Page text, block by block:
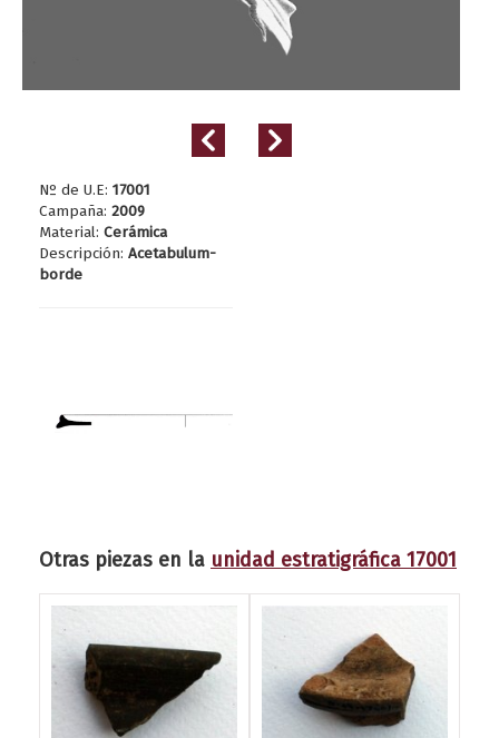
Nº de U.E: 17001
Campaña: 2009
Material: Cerámica
Descripción: Acetabulum-
borde
Otras piezas en la unidad estratigráfica 17001